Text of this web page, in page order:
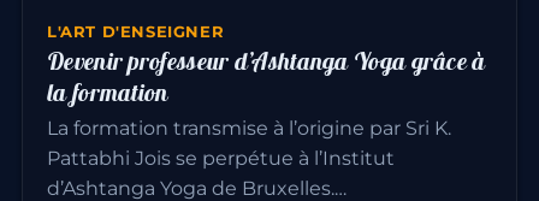
L'ART D'ENSEIGNER
Devenir professeur d’Ashtanga Yoga grâce à
la formation
La formation transmise à l’origine par Sri K.
Pattabhi Jois se perpétue à l’Institut
d’Ashtanga Yoga de Bruxelles.…